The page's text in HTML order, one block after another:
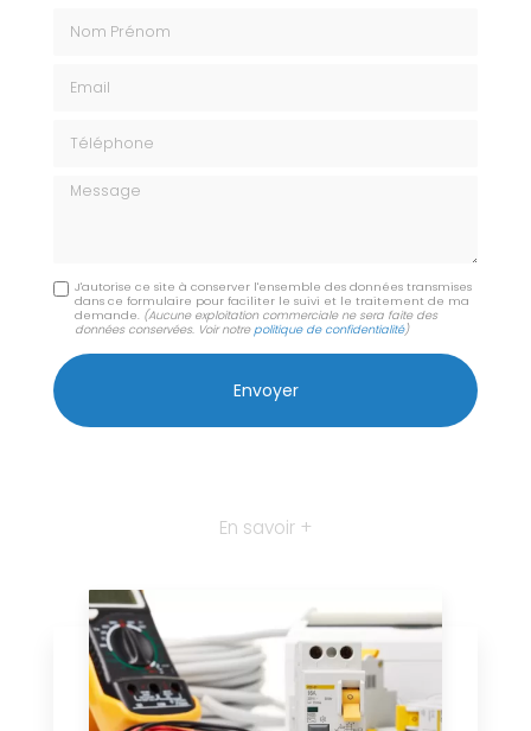
Message
J'autorise ce site à conserver l'ensemble des données transmises
dans ce formulaire pour faciliter le suivi et le traitement de ma
demande. (Aucune exploitation commerciale ne sera faite des
données conservées. Voir notrepolitique de confidentialité)
En savoir +